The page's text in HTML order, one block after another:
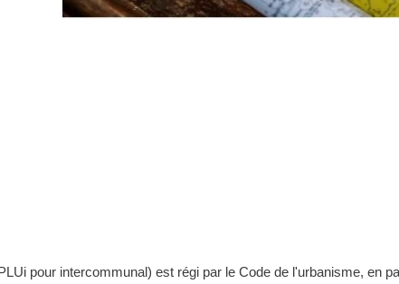
pour intercommunal) est régi par le Code de l'urbanisme, en